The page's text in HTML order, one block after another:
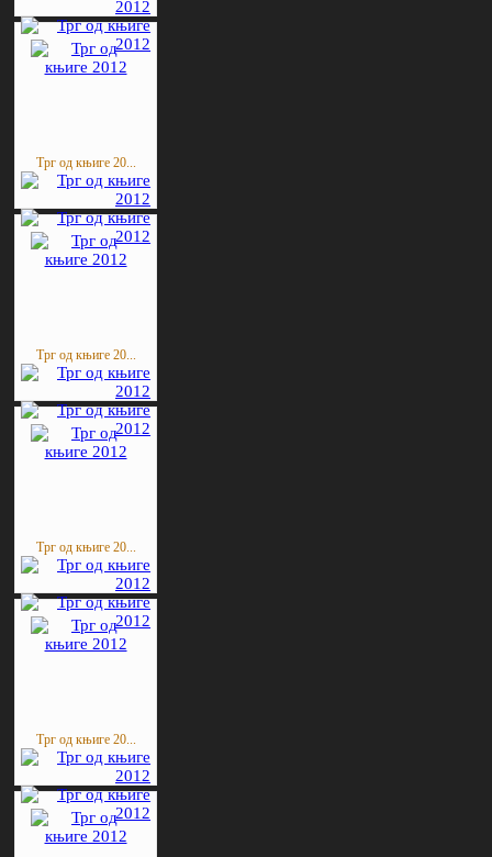
Трг од књиге 20...
Трг од књиге 20...
Трг од књиге 20...
Трг од књиге 20...